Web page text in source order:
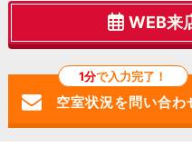
WEB来
1分で入力完了！